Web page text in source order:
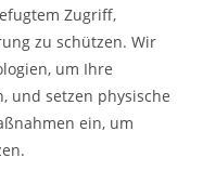
Zugriff,
zu schützen. Wir
um Ihre
und setzen physische
ein, um